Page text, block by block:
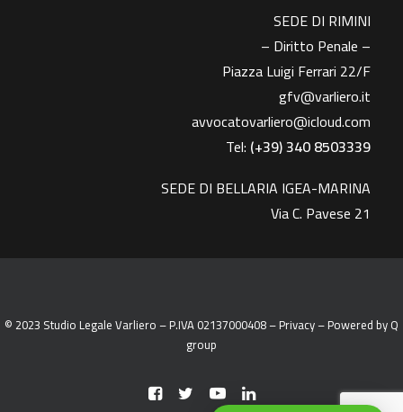
SEDE DI RIMINI
– Diritto Penale –
Piazza Luigi Ferrari 22/F
gfv@varliero.it
avvocatovarliero@icloud.com
Tel: (+39) 340 8503339
SEDE DI BELLARIA IGEA-MARINA
Via C. Pavese 21
© 2023 Studio Legale Varliero – P.IVA 02137000408 –Privacy– Powered byQ
group